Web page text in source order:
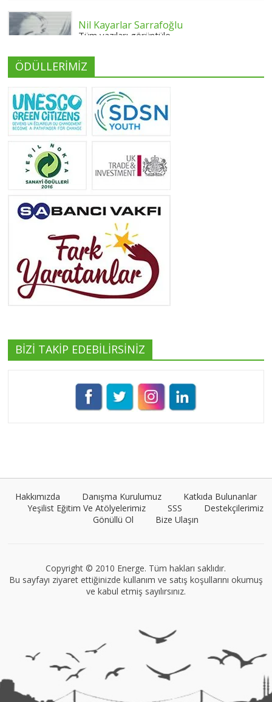
Nil Kayarlar Sarrafoğlu
Tüm yazıları görüntüle
Yeliz Yılmaz
Tüm yazıları görüntüle
Yeşilist
Tüm yazıları görüntüle
Tüm yazıları görüntüle
ÖDÜLLERİMİZ
BİZİ TAKİP EDEBİLİRSİNİZ
Hakkımızda Danışma Kurulumuz
Katkıda Bulunanlar
Yeşilist Eğitim Ve Atölyelerimiz
SSS
Destekçilerimiz
Gönüllü Ol
Bize Ulaşın
Copyright © 2010 Energe. Tüm hakları saklıdır.
Bu sayfayı ziyaret ettiğinizde kullanım ve satış koşullarını okumuş
ve kabul etmiş sayılırsınız.